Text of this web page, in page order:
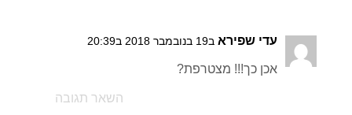
עדי שפירא ב19 בנובמבר 2018 ב20:39
אכן כך!!! מצטרפת?
השאר תגובה